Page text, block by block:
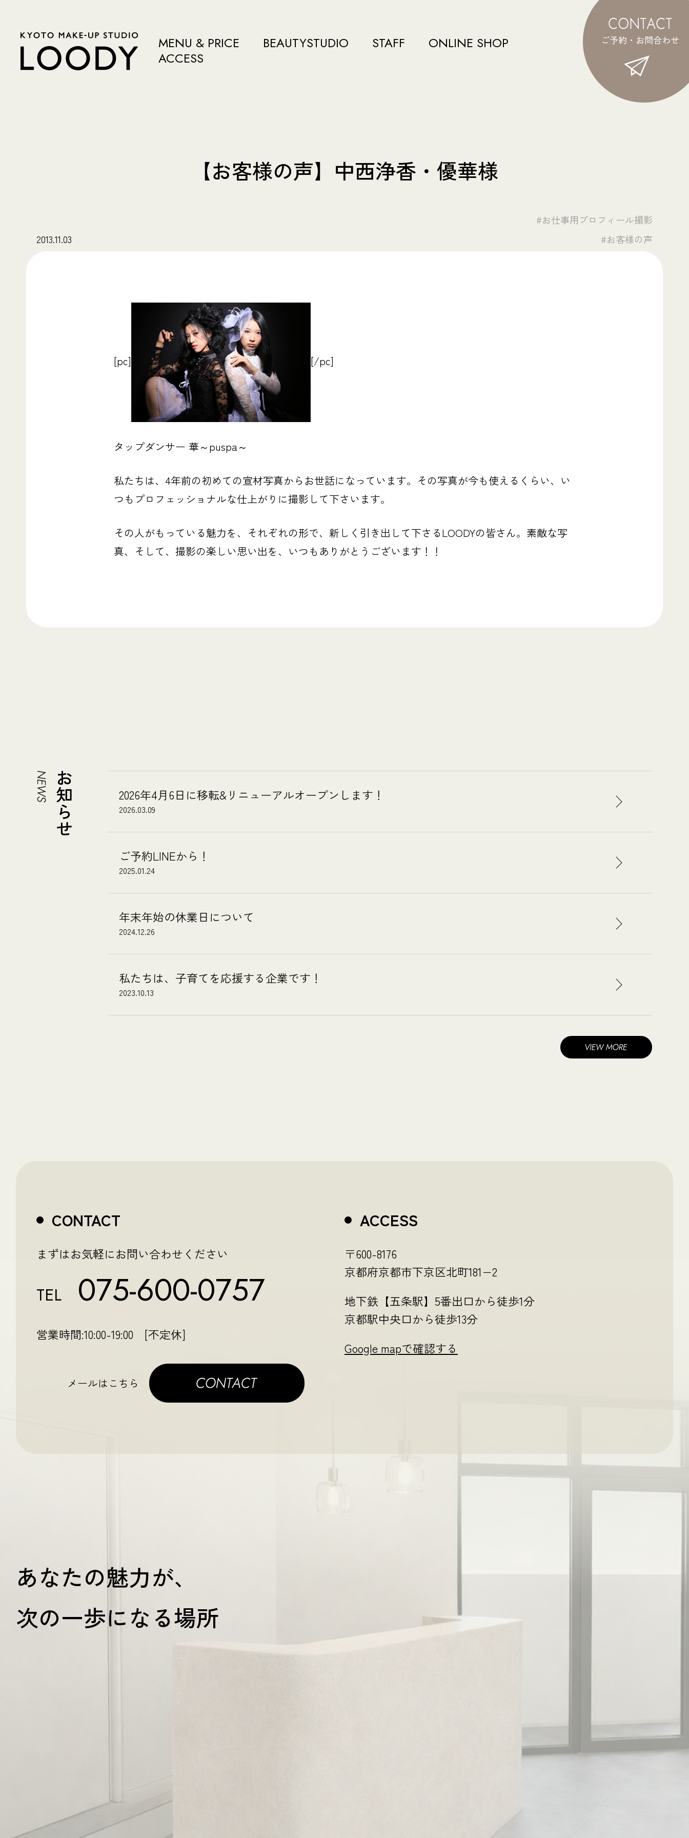
MENU & PRICE BEAUTYSTUDIO STAFF
ONLINE SHOP
ACCESS
【お客様の声】中西浄香・優華様
2013.11.03
#お仕事用プロフィール撮影
#お客様の声
[pc] [/pc]
タップダンサー 華～puspa～
私たちは、4年前の初めての宣材写真からお世話になっています。その写真が今も使えるくらい、い
つもプロフェッショナルな仕上がりに撮影して下さいます。
その人がもっている魅力を、それぞれの形で、新しく引き出して下さるLOODYの皆さん。素敵な写
真、そして、撮影の楽しい思い出を、いつもありがとうございます！！
2026年4月6日に移転&リニューアルオープンします！
2026.03.09
ご予約LINEから！
2025.01.24
年末年始の休業日について
2024.12.26
私たちは、子育てを応援する企業です！
2023.10.13
CONTACT
まずはお気軽にお問い合わせください
TEL 075-600-0757
営業時間:10:00-19:00 [不定休]
メールはこちら
ACCESS
〒600-8176
京都府京都市下京区北町181−2
地下鉄【五条駅】5番出口から徒歩1分
京都駅中央口から徒歩13分
Google mapで確認する
あなたの魅力が、
次の一歩になる場所